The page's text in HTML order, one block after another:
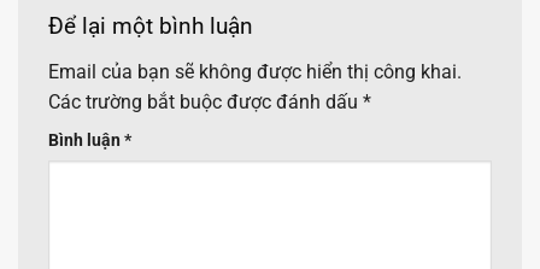
Để lại một bình luận
Email của bạn sẽ không được hiển thị công khai.
Các trường bắt buộc được đánh dấu *
Bình luận *